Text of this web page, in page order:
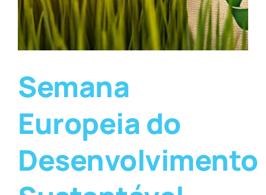
Semana
Europeia do
Desenvolvimento